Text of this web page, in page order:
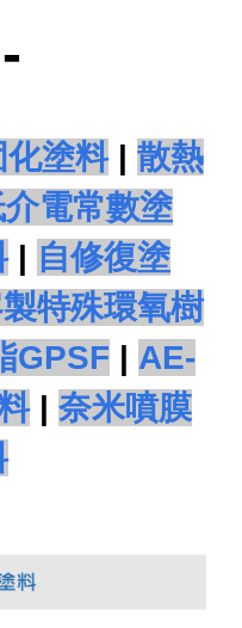
塗料| 散熱
電常數塗
| 自修復塗
特殊環氧樹
GPSF | AE-
| 奈米噴膜